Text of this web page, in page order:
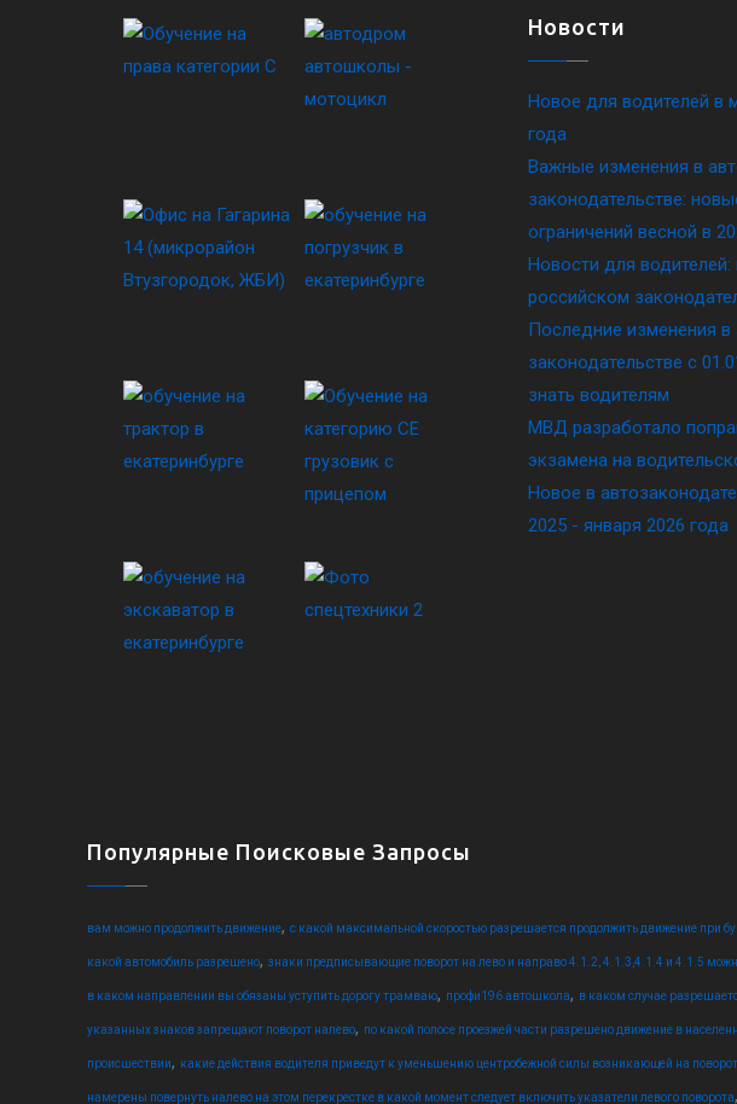
Новости
Новое для водителей в
года
Важные изменения в
законодательстве:
ограничений весной в
Новости для
российском
Последние изменения
законодательстве c
знать водителям
МВД разработало
экзамена на
Новое в
2025 - января 2026 года
Популярные Поисковые Запросы
вам можно продолжить движение, с какой максимальной скоростью разрешается продолжить движение при
какой автомобиль разрешено, знаки предписывающие поворот на лево и направо 4.1.2, 4.1.3,4.1.4 и 4.1.5
в каком направлении вы обязаны уступить дорогу трамваю, профи196 автошкола, в каком случае
указанных знаков запрещают поворот налево, по какой полосе проезжей части разрешено движение в
происшествии, какие действия водителя приведут к уменьшению центробежной силы возникающей на
намерены повернуть налево на этом перекрестке в какой момент следует включить указатели левого поворота,